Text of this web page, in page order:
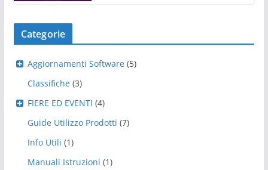
Categorie
Aggiornamenti Software (5)
Classifiche (3)
FIERE ED EVENTI (4)
Guide Utilizzo Prodotti (7)
Info Utili (1)
Manuali Istruzioni (1)